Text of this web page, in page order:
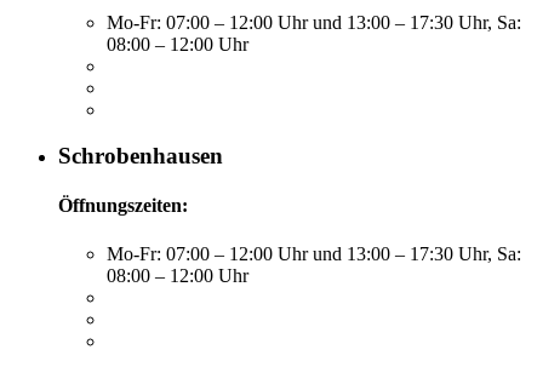
Mo-Fr: 07:00 – 12:00 Uhr und 13:00 – 17:30 Uhr, Sa:
08:00 – 12:00 Uhr
Schrobenhausen
Öffnungszeiten:
Mo-Fr: 07:00 – 12:00 Uhr und 13:00 – 17:30 Uhr, Sa:
08:00 – 12:00 Uhr